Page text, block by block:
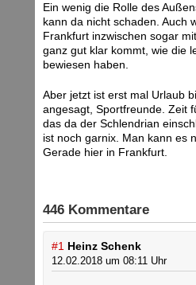
Ein wenig die Rolle des
kann da nicht schaden. Auch
Frankfurt inzwischen sogar
ganz gut klar kommt, wie die
bewiesen haben.
Aber jetzt ist erst mal Urlaub
angesagt, Sportfreunde. Zeit
das da der Schlendrian
ist noch garnix. Man kann es
Gerade hier in Frankfurt.
446 Kommentare
#1 Heinz Schenk
12.02.2018 um 08:11 Uhr